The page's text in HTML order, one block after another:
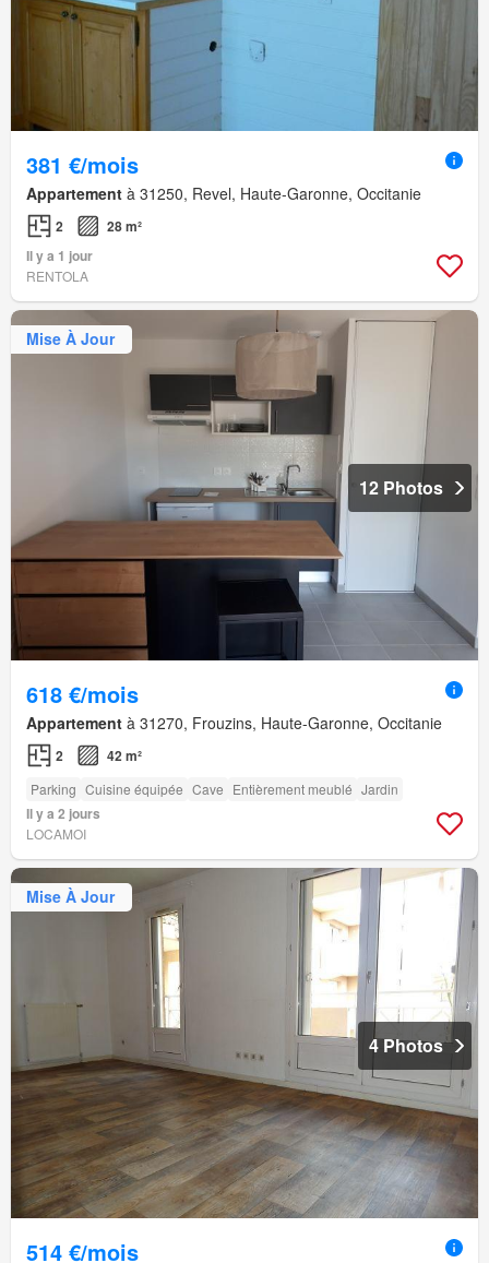
381 €/mois
Appartement à 31250, Revel, Haute-Garonne, Occitanie
2
28 m²
Il y a 1 jour
RENTOLA
Mise À Jour
12 Photos
618 €/mois
Appartement à 31270, Frouzins, Haute-Garonne, Occitanie
2 42 m²
Parking Cuisine équipée Cave Entièrement meublé Jardin
Il y a 2 jours
LOCAMOI
Mise À Jour
4 Photos
514 €/mois